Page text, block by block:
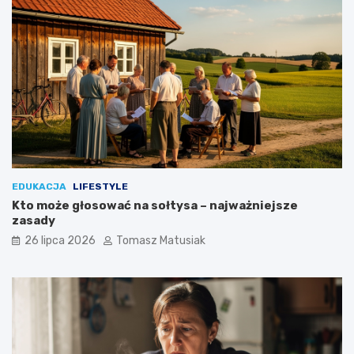
ś
c
i
o
w
e
?
EDUKACJA LIFESTYLE
Kto może głosować na sołtysa – najważniejsze
zasady
26 lipca 2026 Tomasz Matusiak